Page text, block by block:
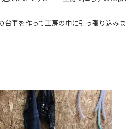
台車を作って工房の中に引っ張り込みま